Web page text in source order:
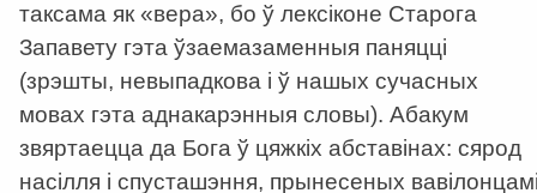
таксама як «вера», бо ў лексіконе Старога
Запавету гэта ўзаемазаменныя паняцці
(зрэшты, невыпадкова і ў нашых сучасных
мовах гэта аднакарэнныя словы). Абакум
звяртаецца да Бога ў цяжкіх абставінах: сярод
насілля і спусташэння, прынесеных